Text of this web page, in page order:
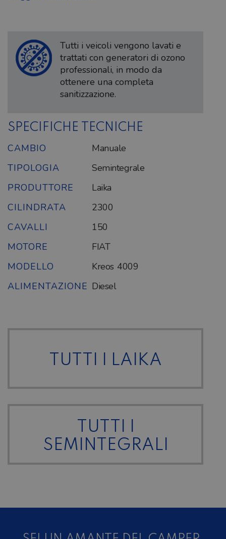
Tutti i veicoli vengono lavati e
trattati con generatori di ozono
professionali, in modo da
ottenere una completa
sanitizzazione.
SPECIFICHE TECNICHE
CAMBIO
Manuale
TIPOLOGIA
Semintegrale
PRODUTTORE
Laika
CILINDRATA
2300
CAVALLI
150
MOTORE
FIAT
MODELLO
Kreos 4009
ALIMENTAZIONE Diesel
TUTTI I LAIKA
TUTTI I
SEMINTEGRALI